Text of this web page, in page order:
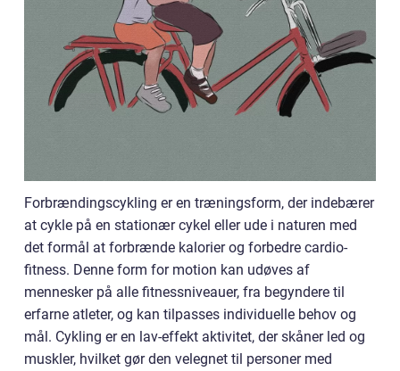
Forbrændingscykling er en træningsform, der indebærer
at cykle på en stationær cykel eller ude i naturen med
det formål at forbrænde kalorier og forbedre cardio-
fitness. Denne form for motion kan udøves af
mennesker på alle fitnessniveauer, fra begyndere til
erfarne atleter, og kan tilpasses individuelle behov og
mål. Cykling er en lav-effekt aktivitet, der skåner led og
muskler, hvilket gør den velegnet til personer med